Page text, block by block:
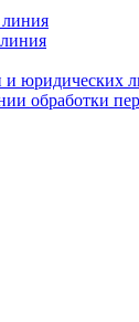
линия
юридических
обработки